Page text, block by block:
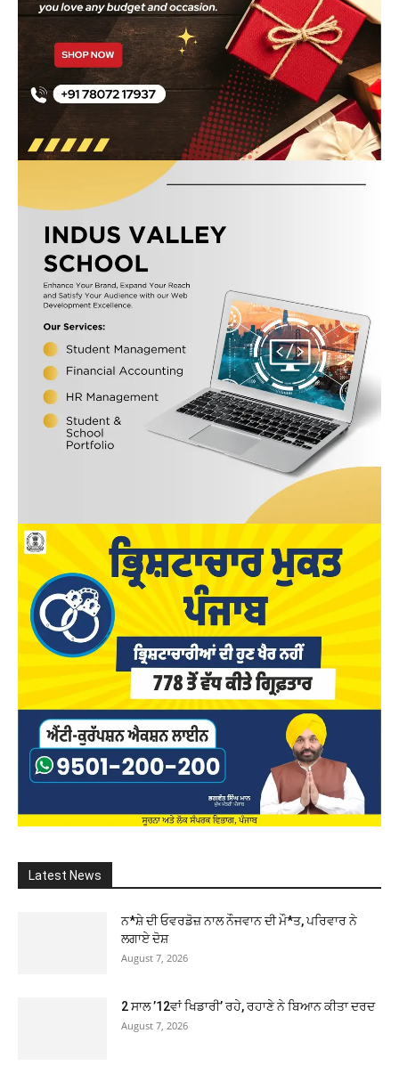
Latest News
ਨ*ਸ਼ੇ ਦੀ ਓਵਰਡੋਜ਼ ਨਾਲ ਨੌਜਵਾਨ ਦੀ ਮੌ*ਤ, ਪਰਿਵਾਰ ਨੇ
ਲਗਾਏ ਦੋਸ਼
August 7, 2026
2 ਸਾਲ ’12ਵਾਂ ਖਿਡਾਰੀ’ ਰਹੇ, ਰਹਾਣੇ ਨੇ ਬਿਆਨ ਕੀਤਾ ਦਰਦ
August 7, 2026